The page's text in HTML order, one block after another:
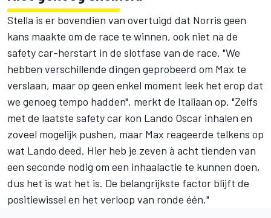
Stella is er bovendien van overtuigd dat Norris geen
kans maakte om de race te winnen, ook niet na de
safety car-herstart in de slotfase van de race. "We
hebben verschillende dingen geprobeerd om Max te
verslaan, maar op geen enkel moment leek het erop dat
we genoeg tempo hadden", merkt de Italiaan op. "Zelfs
met de laatste safety car kon Lando Oscar inhalen en
zoveel mogelijk pushen, maar Max reageerde telkens op
wat Lando deed. Hier heb je zeven à acht tienden van
een seconde nodig om een inhaalactie te kunnen doen,
dus het is wat het is. De belangrijkste factor blijft de
positiewissel en het verloop van ronde één."